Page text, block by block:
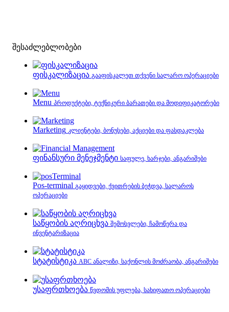
შესაძლებლობები
ფისკალიზაცია გააფისკალეთ თქვენი სალარო ოპერაციები
Menu პროდუქტები, ტექნიკური ბარათები და მოდიფიკატორები
Marketing კლიენტები, ბონუსები, აქციები და ფასდაკლება
ფინანსური მენეჯმენტი საფულე, ხარჯები, ანგარიშები
Pos-terminal გაყიდვები, ქვითრების ბეჭდვა, სალაროს
ოპერაციები
საწყობის აღრიცხვა შემოსვლები, ჩამოწერა და
ინვენტარიზაცია
სტატისტიკა ABC ანალიზი, საქონლის მოძრაობა, ანგარიშები
უსაფრთხოება წვდომის უფლება, სახიფათო ოპერაციები